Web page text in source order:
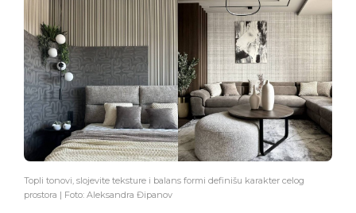
Topli tonovi, slojevite teksture i balans formi definišu karakter celog
prostora | Foto: Aleksandra Đipanov